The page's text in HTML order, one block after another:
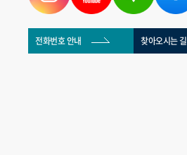
전화번호 안내 찾아오시는 길